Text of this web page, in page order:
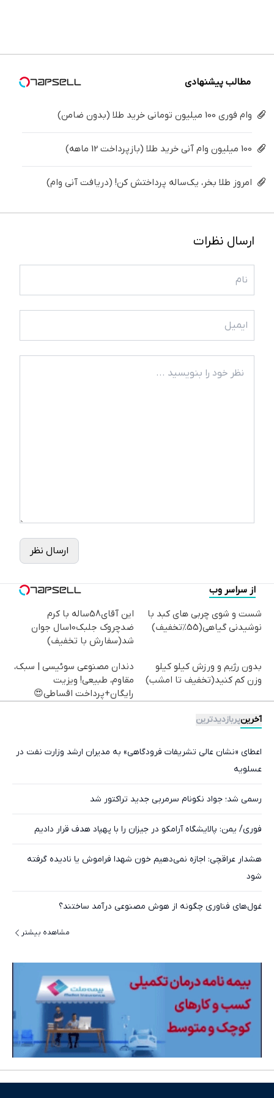
کن
میکنی.
کننده
مطالب پیشنهادی
وام فوری 100 میلیون تومانی خرید طلا (بدون ضامن)
100 میلیون وام آنی خرید طلا (بازپرداخت 12 ماهه)
امروز طلا بخر، یک‌ساله پرداختش کن! (دریافت آنی وام)
ارسال نظرات
ارسال نظر
از سراسر وب
شست و شوی چربی های کبد با
نوشیدنی گیاهی(55%تخفیف)
این آقای58ساله با کرم
ضدچروک جلبک10سال جوان
شد(سفارش با تخفیف)
بدون رژیم و ورزش کیلو کیلو
وزن کم کنید(تخفیف تا امشب)
دندان مصنوعی سوئیسی | سبک،
مقاوم، طبیعی! ویزیت
رایگان+پرداخت اقساطی😍
آخرینپربازدیدترین
اعطای «نشان عالی تشریفات فرودگاهی» به مدیران ارشد وزارت نفت در
عسلویه
رسمی شد؛ جواد نکونام سرمربی جدید تراکتور شد
فوری/ یمن: پالایشگاه آرامکو در جیزان را با پهپاد هدف قرار دادیم
هشدار عراقچی: اجازه نمی‌دهیم خون شهدا فراموش یا نادیده گرفته
شود
غول‌های فناوری چگونه از هوش مصنوعی درآمد ساختند؟
مشاهده بیشتر